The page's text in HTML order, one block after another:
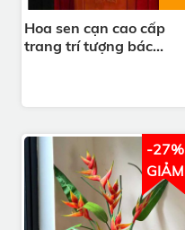
Hoa sen cạn cao cấp
trang trí tượng bác
-27%
GIẢM